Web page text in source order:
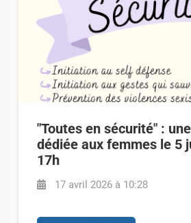
"Toutes en sécurité" :
dédiée aux femmes le 5
17h
17 avril 2026 à 10:28